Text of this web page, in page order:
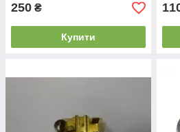
250 ₴
Купити